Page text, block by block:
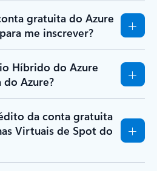
gratuita do Azure
me inscrever?
Híbrido do Azure
Azure?
da conta gratuita
Virtuais de Spot do